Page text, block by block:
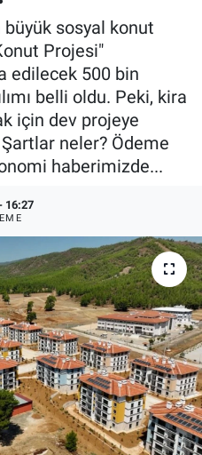
sosyal konut
Projesi"
edilecek 500 bin
belli oldu. Peki, kira
için dev projeye
neler? Ödeme
haberimizde...
16:27